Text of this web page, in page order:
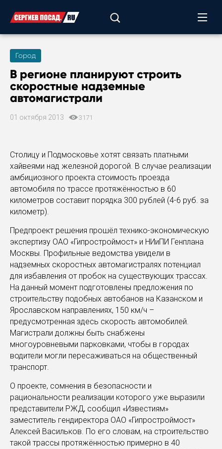
Город
В регионе планируют строить
скоростные надземные
автомагистрали
01 октября 2013 3171
Столицу и Подмосковье хотят связать платными
хайвеями над железной дорогой. В случае реализации
амбициозного проекта стоимость проезда
автомобиля по трассе протяжённостью в 60
километров составит порядка 300 рублей (4-6 руб. за
километр).
Предпроект решения прошёл технико-экономическую
экспертизу ОАО «Гипростроймост» и НИиПИ Генплана
Москвы. Профильные ведомства увидели в
надземных скоростных автомагистралях потенциал
для избавления от пробок на существующих трассах.
На данный момент подготовлены предложения по
строительству подобных автобанов на Казанском и
Ярославском направлениях, 150 км/ч –
предусмотренная здесь скорость автомобилей.
Магистрали должны быть снабжены
многоуровневыми парковками, чтобы в городах
водители могли пересаживаться на общественный
транспорт.
О проекте, сомнения в безопасности и
рациональности реализации которого уже выразили
представители РЖД, сообщил «Известиям»
заместитель гендиректора ОАО «Гипростроймост»
Алексей Васильков. По его словам, на строительство
такой трассы протяжённостью примерно в 40